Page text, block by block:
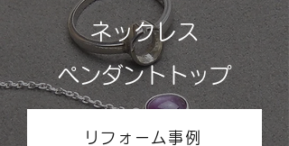
ネックレス
​ペンダントトップ
リフォーム事例